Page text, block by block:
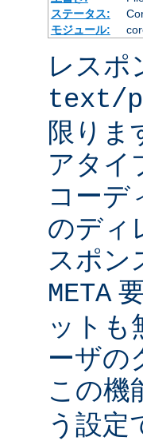
ステータス:
モジュール:
レスポ
text/
限りま
アタイ
コーデ
のディ
スポン
META
ットも
ーザの
この機
う設定